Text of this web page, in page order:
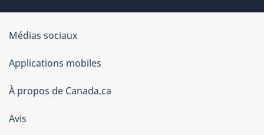
Organisation
du
gouvernement
du
Canada
Médias sociaux
Applications mobiles
À propos de Canada.ca
Avis